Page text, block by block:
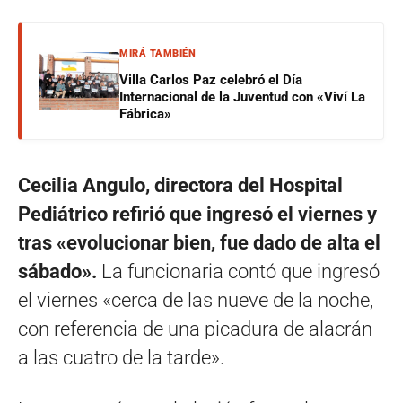
MIRÁ TAMBIÉN
Villa Carlos Paz celebró el Día
Internacional de la Juventud con «Viví La
Fábrica»
Cecilia Angulo, directora del Hospital
Pediátrico refirió que ingresó el viernes y
tras «evolucionar bien, fue dado de alta el
sábado». La funcionaria contó que ingresó
el viernes «cerca de las nueve de la noche,
con referencia de una picadura de alacrán
a las cuatro de la tarde».